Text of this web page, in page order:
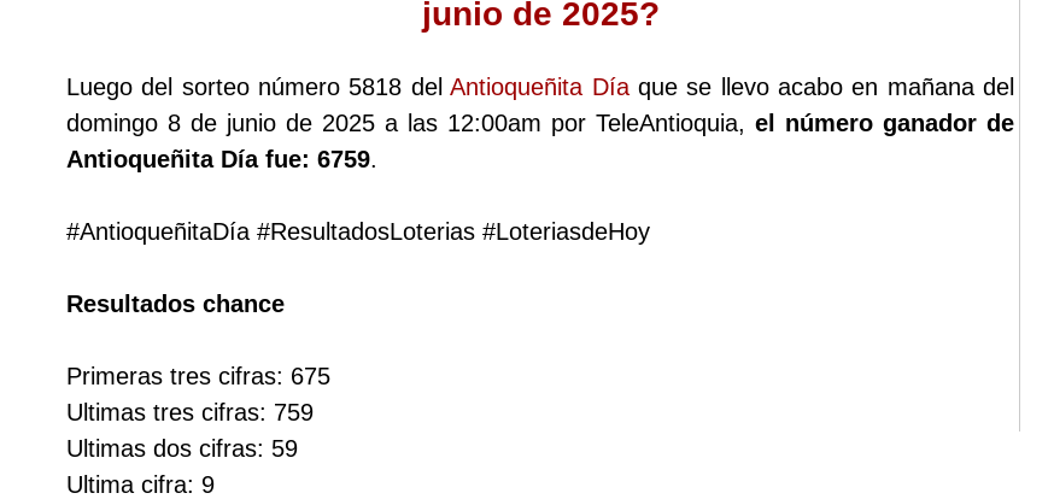
Antioqueñita Día
Antioqueñita Tarde
Astro Sol
Astro Luna
Cafeterito Tarde
Cafeterito Noche
junio de 2025?
Luego del sorteo número 5818 delAntioqueñita Díaque se llevo acabo en mañana del
domingo 8 de junio de 2025 a las 12:00am por TeleAntioquia,el número ganador de
Antioqueñita Día fue: 6759.
#AntioqueñitaDía #ResultadosLoterias #LoteriasdeHoy
Resultados chance
Primeras tres cifras: 675
Ultimas tres cifras: 759
Ultimas dos cifras: 59
Ultima cifra: 9